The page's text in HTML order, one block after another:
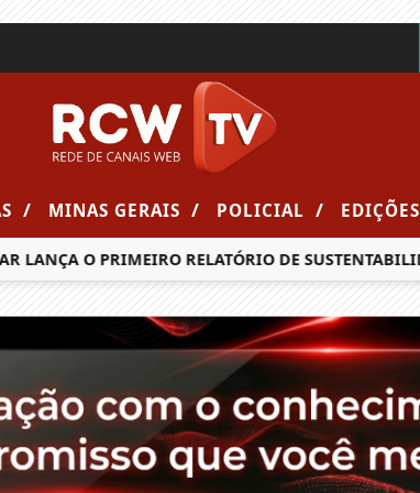
/ MINAS GERAIS / POLICIAL / EDIÇÕES
O PRIMEIRO RELATÓRIO DE SUSTENTABILIDADE